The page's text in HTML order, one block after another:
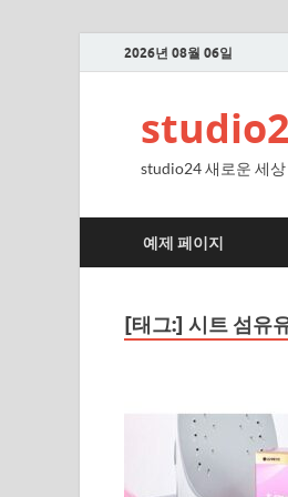
2026년 08월 06일
studio24 새로운 세상
예제 페이지
[태그:] 시트 섬유